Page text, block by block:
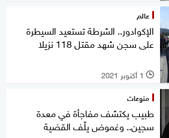
عالم
الإكوادور.. الشرطة تستعيد السيطرة
على سجن شهد مقتل 118 نزيلا
l 1 أكتوبر 2021
منوعات
طبيب يكتشف مفاجأة في معدة
سجين.. وغموض يلّف القضية